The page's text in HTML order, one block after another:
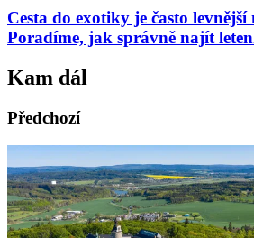
Cesta do exotiky je často levnější
Poradíme, jak správně najít
Kam dál
Předchozí